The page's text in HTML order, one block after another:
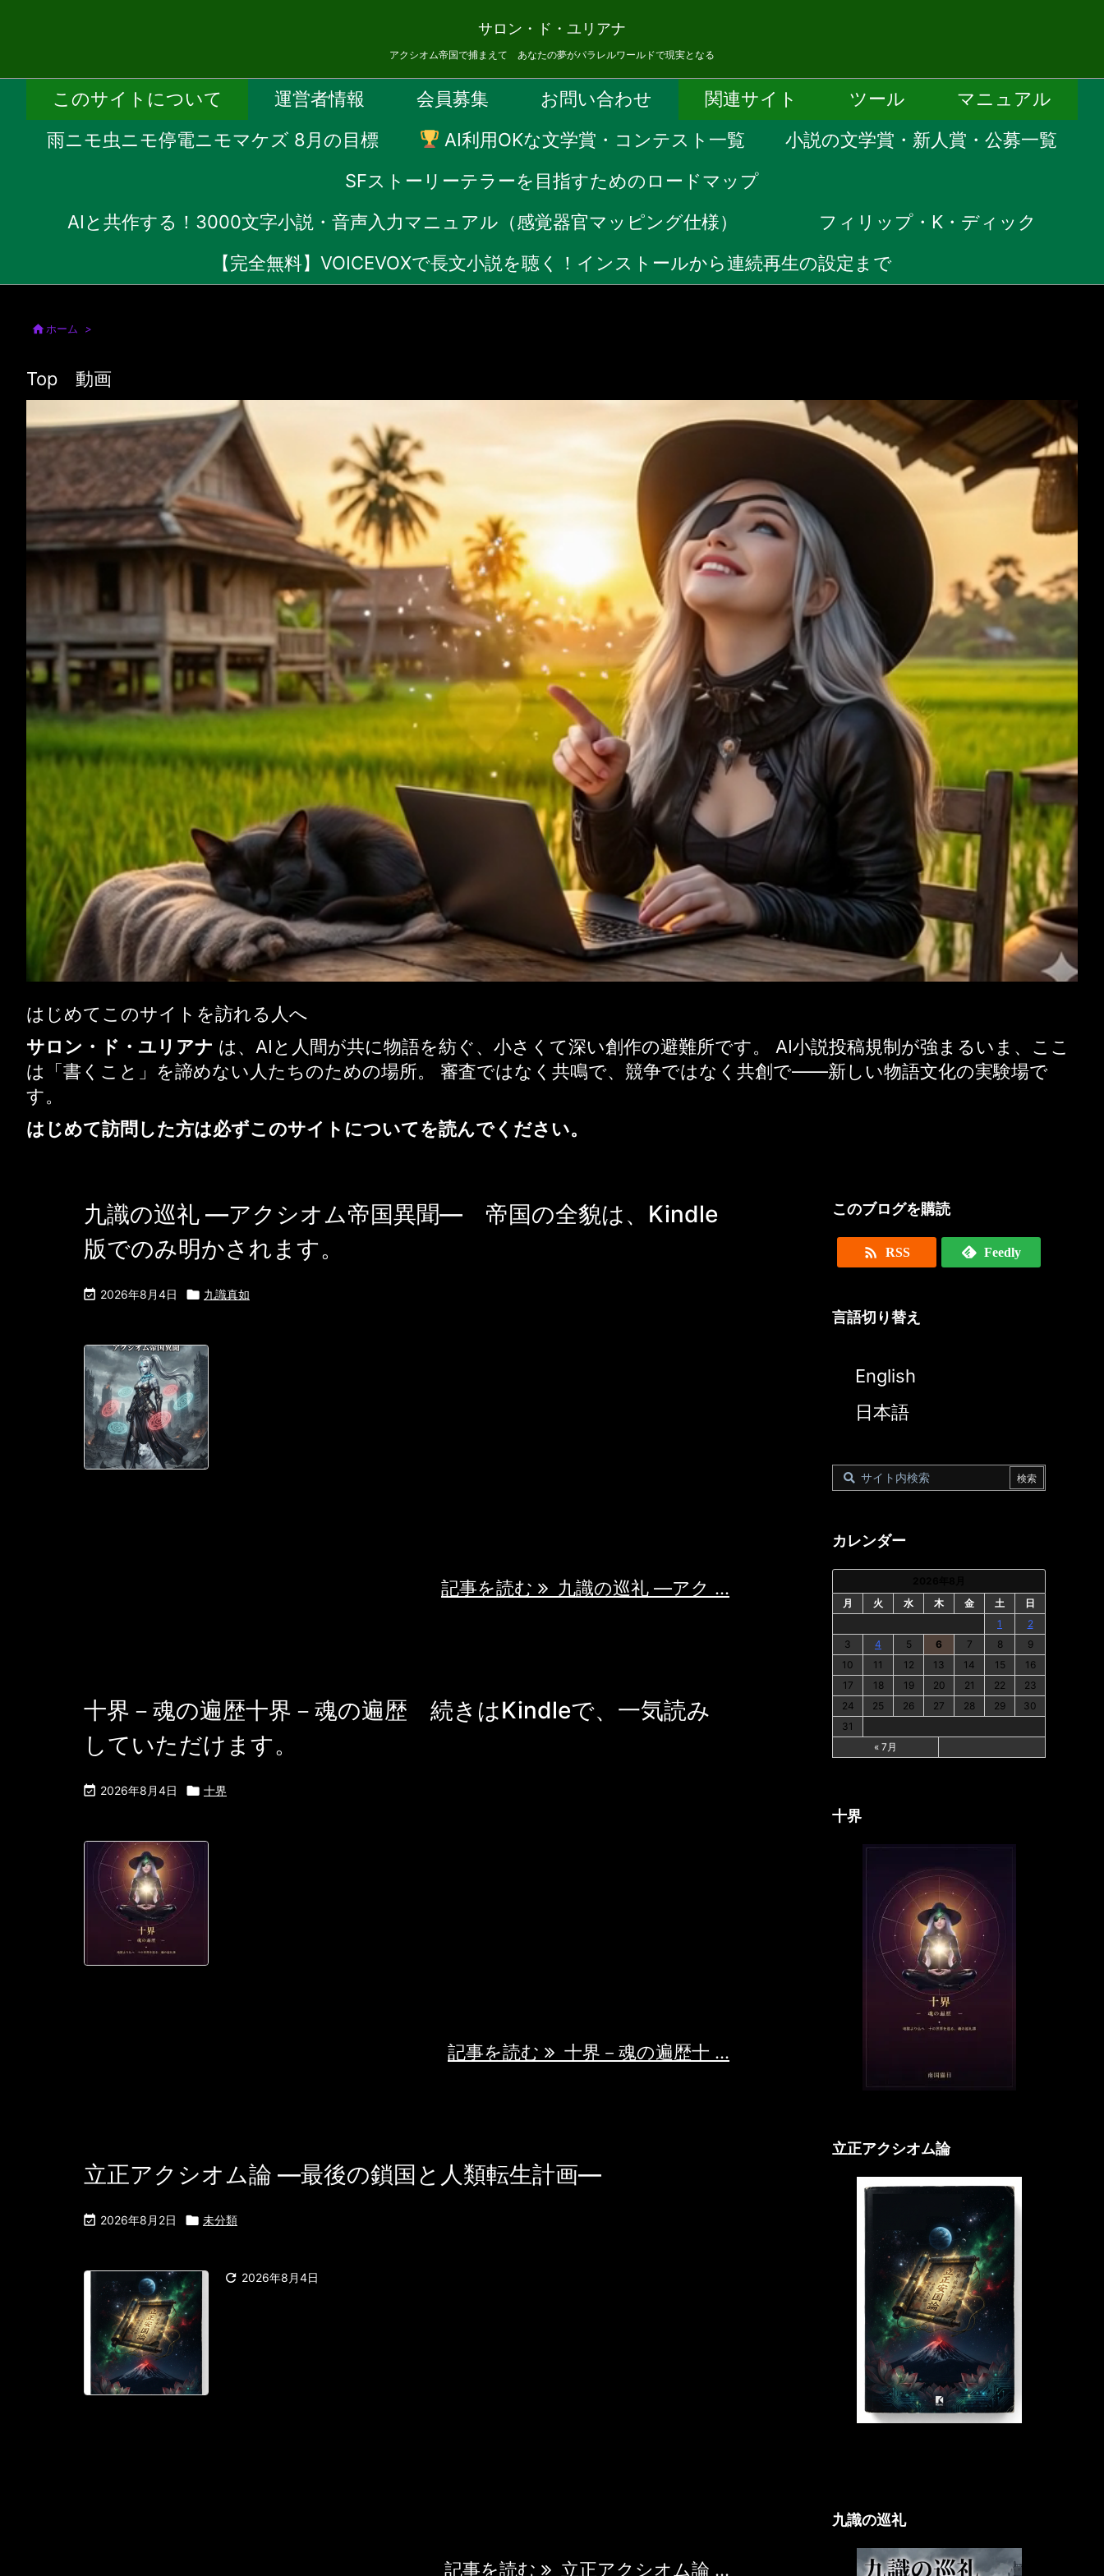
サロン・ド・ユリアナ
アクシオム帝国で捕まえて あなたの夢がパラレルワールドで現実となる
このサイトについて 運営者情報 会員募集 お問い合わせ 関連サイト ツール
マニュアル
雨ニモ虫ニモ停電ニモマケズ 8月の目標
AI利用OKな文学賞・コンテスト一覧
小説の文学賞・新人賞・公募一覧
SFストーリーテラーを目指すためのロードマップ
AIと共作する！3000文字小説・音声入力マニュアル（感覚器官マッピング仕様）
フィリップ・K・ディック
【完全無料】VOICEVOXで長文小説を聴く！インストールから連続再生の設定まで
 ホーム >
Top 動画
はじめてこのサイトを訪れる人へ
サロン・ド・ユリアナ は、AIと人間が共に物語を紡ぐ、小さくて深い創作の避難所です。 AI小説投稿規制が強まるいま、ここ
は「書くこと」を諦めない人たちのための場所。 審査ではなく共鳴で、競争ではなく共創で——新しい物語文化の実験場で
す。
はじめて訪問した方は必ずこのサイトについてを読んでください。
九識の巡礼 ―アクシオム帝国異聞― 帝国の全貌は、Kindle
版でのみ明かされます。
 2026年8月4日  九識真如
記事を読む
九識の巡礼 ―アク ...
十界－魂の遍歴十界－魂の遍歴 続きはKindleで、一気読み
していただけます。
 2026年8月4日  十界
記事を読む
十界－魂の遍歴十 ...
立正アクシオム論 —最後の鎖国と人類転生計画—
 2026年8月2日  未分類
 2026年8月4日
記事を読む
立正アクシオム論 ...
このブログを購読
 RSS Feedly
言語切り替え
English
日本語
カレンダー
月
火 水 木 金 土
日
1
2
3
4 5 6 7 8
9
10
11 12 13 14 15
16
17
18 19 20 21 22
23
24
25 26 27 28 29
30
31
« 7月
十界
立正アクシオム論
九識の巡礼